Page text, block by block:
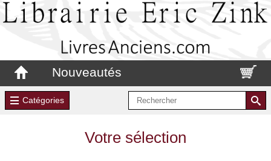
Nouveautés
Catégories
Votre sélection